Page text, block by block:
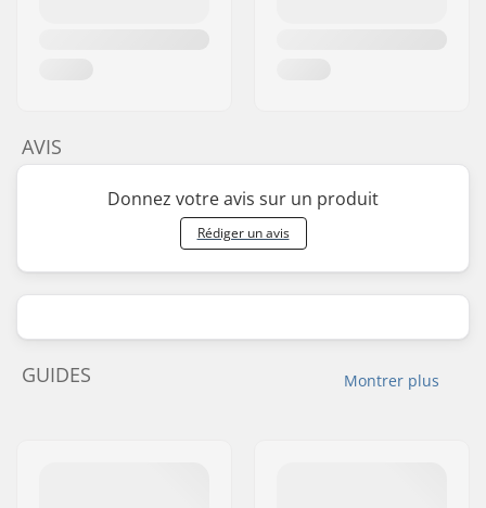
AVIS
Donnez votre avis sur un produit
Rédiger un avis
Montrer plus
GUIDES